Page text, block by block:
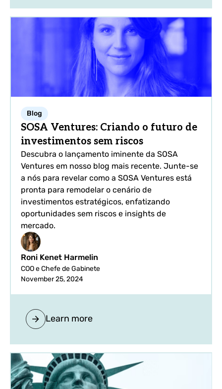
Blog
SOSA Ventures: Criando o futuro de
investimentos sem riscos
Descubra o lançamento iminente da SOSA
Ventures em nosso blog mais recente. Junte-se
a nós para revelar como a SOSA Ventures está
pronta para remodelar o cenário de
investimentos estratégicos, enfatizando
oportunidades sem riscos e insights de
mercado.
Roni Kenet Harmelin
COO e Chefe de Gabinete
November 25, 2024
Learn more